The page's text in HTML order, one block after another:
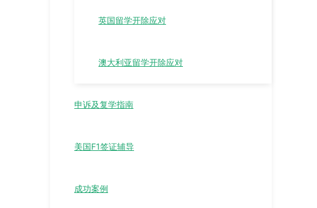
英国留学开除应对
澳大利亚留学开除应对
申诉及复学指南
美国F1签证辅导
成功案例